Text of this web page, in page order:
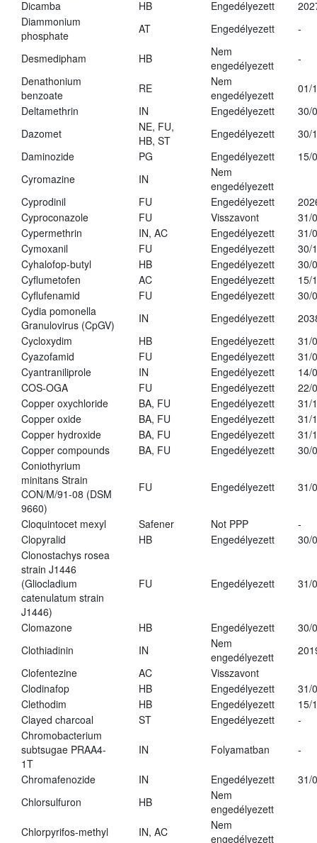
Dicamba
HB Engedélyezett
Diammonium
phosphate
AT Engedélyezett -
Desmedipham HB
Nem
engedélyezett
-
Denathonium
benzoate
RE
Nem
engedélyezett
01/
Deltamethrin
IN Engedélyezett
30/
Dazomet
NE, FU,
HB, ST
Engedélyezett
30/
Daminozide
PG Engedélyezett
15/
Cyromazine
IN
Nem
engedélyezett
Cyprodinil
FU Engedélyezett
Cyproconazole
FU Visszavont
31/
Cypermethrin
IN, AC Engedélyezett
31/
Cymoxanil
FU Engedélyezett
30/
Cyhalofop-butyl
HB Engedélyezett
30/
Cyflumetofen
AC Engedélyezett
15/
Cyflufenamid
FU Engedélyezett
30/
Cydia pomonella
Granulovirus (CpGV)
IN Engedélyezett
Cycloxydim
HB Engedélyezett
31/
Cyazofamid
FU Engedélyezett
31/
Cyantraniliprole
IN Engedélyezett
14/
COS-OGA
FU Engedélyezett
22/
Copper oxychloride
BA, FU Engedélyezett
31/
Copper oxide
BA, FU Engedélyezett
31/
Copper hydroxide
BA, FU Engedélyezett
31/
Copper compounds
BA, FU Engedélyezett
30/
Coniothyrium
minitans Strain
CON/M/91-08 (DSM
9660)
FU Engedélyezett 31/
Cloquintocet mexyl Safener Not PPP
-
Clopyralid
HB Engedélyezett
30/
Clonostachys rosea
strain J1446
(Gliocladium
catenulatum strain
J1446)
FU Engedélyezett 31/
Clomazone HB Engedélyezett
30/
Clothiadinin
IN
Nem
engedélyezett
Clofentezine
AC
Visszavont
Clodinafop
HB Engedélyezett
31/
Clethodim
HB Engedélyezett
15/
Clayed charcoal
ST Engedélyezett
-
Chromobacterium
subtsugae PRAA4-
1T
IN Folyamatban -
Chromafenozide IN Engedélyezett
31/
Chlorsulfuron
HB
Nem
engedélyezett
Chlorpyrifos-methyl
IN, AC
Nem
engedélyezett